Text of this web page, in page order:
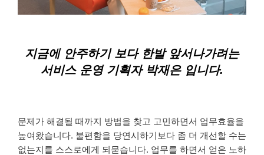
지금에 안주하기 보다 한발 앞서나가려는
서비스 운영 기획자 박재은 입니다.
문제가 해결될 때까지 방법을 찾고 고민하면서 업무효율을
높여왔습니다. 불편함을 당연시하기보다 좀 더 개선할 수는
없는지를 스스로에게 되묻습니다. 업무를 하면서 얻은 노하